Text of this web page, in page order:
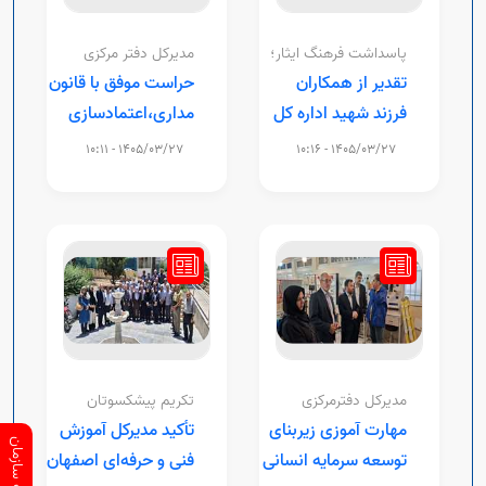
پاسداشت فرهنگ ایثار؛
تقدیر از همکاران
فرزند شهید اداره کل
آموزش فنی و حرفه‌ای
1405/03/27 - 10:16
مدیرکل دفتر مرکزی
حراست سازمان آموزش
فنی وحرفه ای کشور:
حراست موفق با قانون
مداری،اعتمادسازی
ورویکرد پیشگیرانه
1405/03/27 - 10:11
مدیرکل دفترمرکزی
حراست سازمان آموزش
فنی وحرفه ای کشور:
مهارت آموزی زیربنای
توسعه سرمایه انسانی
تکریم پیشکسوتان
مهارت؛
تأکید مدیرکل آموزش
فنی و حرفه‌ای اصفهان